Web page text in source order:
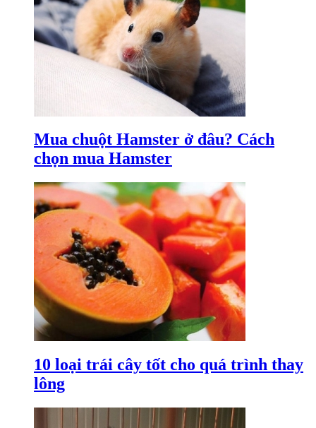
Mua chuột Hamster ở đâu? Cách
chọn mua Hamster
10 loại trái cây tốt cho quá trình thay
lông